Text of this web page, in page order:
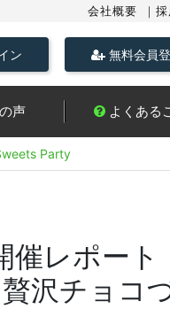
会社概要
ン 無料会員
声 よくある
Party
レポート
沢チョコ